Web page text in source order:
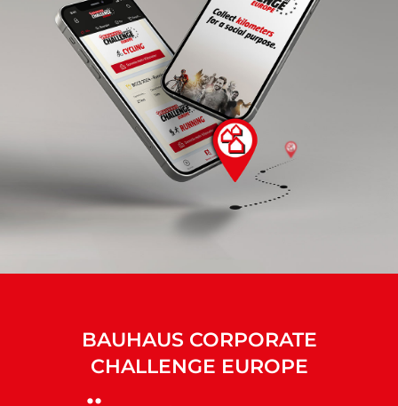
BAUHAUS CORPORATE
CHALLENGE EUROPE